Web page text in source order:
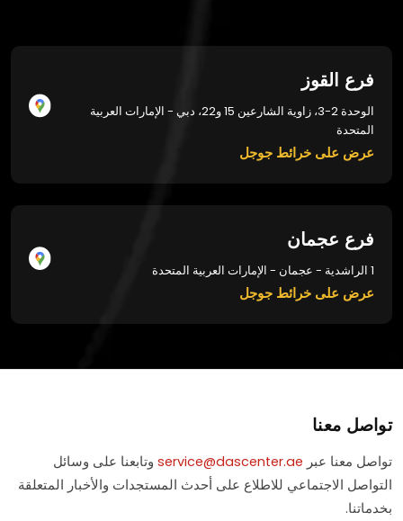
فرع القوز
الوحدة 2-3، زاوية الشارعين 15 و22، دبي - الإمارات العربية
المتحدة
عرض على خرائط جوجل
فرع عجمان
1 الراشدية - عجمان - الإمارات العربية المتحدة
عرض على خرائط جوجل
تواصل معنا
تواصل معنا عبر service@dascenter.ae وتابعنا على وسائل
التواصل الاجتماعي للاطلاع على أحدث المستجدات والأخبار المتعلقة
بخدماتنا.